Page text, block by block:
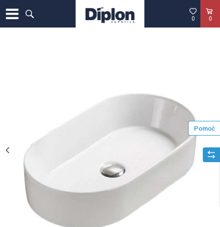
0
0
Pomoć